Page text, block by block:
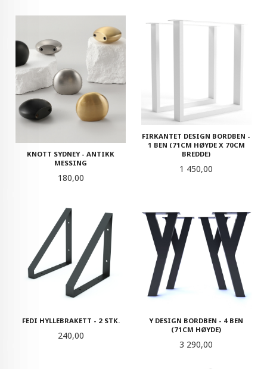
KNOTT SYDNEY - ANTIKK
MESSING
Pris
180,00
FIRKANTET DESIGN BORDBEN -
1 BEN (71CM HØYDE X 70CM
BREDDE)
Pris
1 450,00
FEDI HYLLEBRAKETT - 2 STK.
Pris
240,00
Y DESIGN BORDBEN - 4 BEN
(71CM HØYDE)
Pris
3 290,00